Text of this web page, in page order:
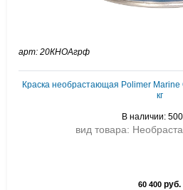
арт: 20КНОАгрф
Краска необрастающая Polimer Marine
кг
В наличии:
вид товара:
60 400 руб.